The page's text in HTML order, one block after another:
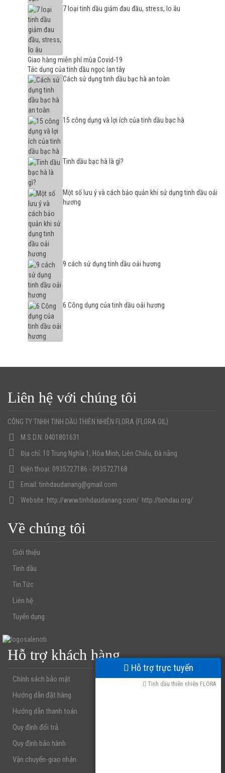
7 loại tinh dầu giảm đau đầu, stress, lo âu
Giao hàng miễn phí mùa Covid-19
Tác dụng của tinh dầu ngọc lan tây
Cách sử dụng tinh dầu bạc hà an toàn
15 công dụng và lợi ích của tinh dầu bạc hà
Tinh dầu bạc hà là gì?
Một số lưu ý và cách bảo quản khi sử dụng tinh dầu oải
hương
9 cách sử dụng tinh dầu oải hương
6 Công dụng của tinh dầu oải hương
Liên hệ với chúng tôi
CÔNG TY TNHH TINH DẦU THIÊN NHIÊN FLORA (FLORA OIL )
M.S.D.N: 0401801631
Địa chỉ: 10 Trung Nghĩa 1, Hòa Minh, Liên Chiểu, Đà nẵng
Điện thoại: 0935727186 - 0935727168
Email: tinhdaudanang@gmail.com
Website: http://www.tinhdaudanang.com/ http://tinhdau.org/
Về chúng tôi
Giới thiệu
Tinh dầu
Tin Tức
Liên hệ
Tuyển dụng
Hỗ trợ khách hàng
Chính sách bảo mật
Hướng dẫn đặt hàng
Hướng dẫn thanh toán
Quy định đổi trả
Quy định bảo hành
Vận chuyển-giao nhận
Hỗ trợ trực tuyến
Tinh dầu thiên nhiên FLORA